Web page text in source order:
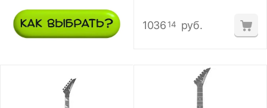
1036 14 руб.